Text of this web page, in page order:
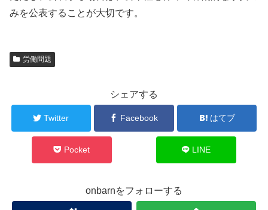
みを公表することが大切です。
労働問題
シェアする
Twitter Facebook はてブ
Pocket LINE
onbarnをフォローする